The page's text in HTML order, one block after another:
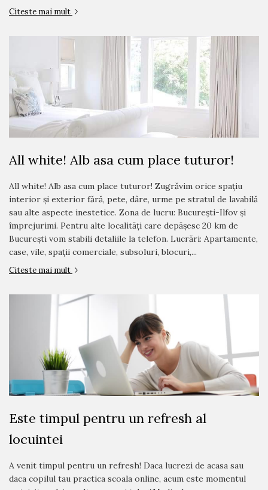
Citeste mai mult
All white! Alb asa cum place tuturor!
All white! Alb asa cum place tuturor! Zugrăvim orice spațiu
interior și exterior fără, pete, dâre, urme pe stratul de lavabilă
sau alte aspecte inestetice. Zona de lucru: București-Ilfov și
împrejurimi. Pentru alte localități care depășesc 20 km de
București vom stabili detaliile la telefon. Lucrări: Apartamente,
case, vile, spații comerciale, subsoluri, blocuri,...
Citeste mai mult
Este timpul pentru un refresh al
locuintei
A venit timpul pentru un refresh! Daca lucrezi de acasa sau
daca copilul tau practica scoala online, acum este momentul